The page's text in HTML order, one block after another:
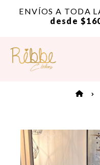
ENVÍOS A TODA
desde